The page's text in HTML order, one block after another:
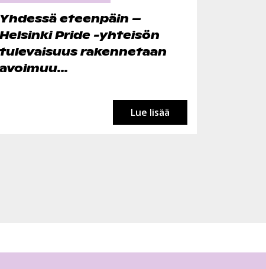
Yhdessä eteenpäin –
Helsinki Pride -yhteisön
tulevaisuus rakennetaan
avoimuu...
Lue lisää